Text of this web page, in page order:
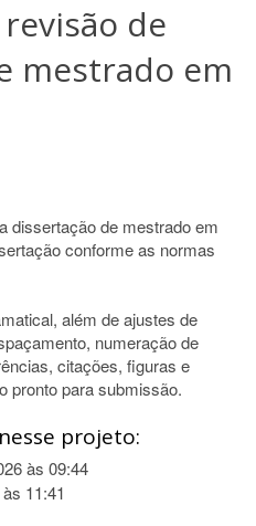
de
mestrado em
dissertação de mestrado em
conforme as normas
além de ajustes de
numeração de
citações, figuras e
pronto para submissão.
projeto:
às 09:44
11:41